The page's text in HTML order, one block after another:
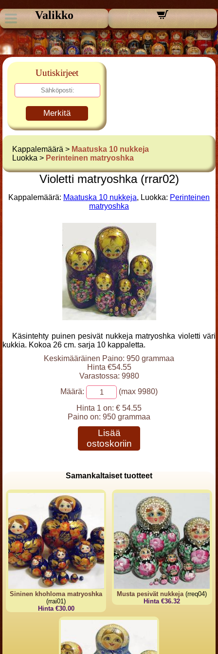
Valikko
Uutiskirjeet
Merkitä
Kappalemäärä > Maatuska 10 nukkeja
Luokka > Perinteinen matryoshka
Violetti matryoshka (rrar02)
Kappalemäärä: Maatuska 10 nukkeja, Luokka: Perinteinen
matryoshka
Käsintehty puinen pesivät nukkeja matryoshka violetti väri
kukkia. Kokoa 26 cm. sarja 10 kappaletta.
Keskimääräinen Paino: 950 grammaa
Hinta €54.55
Varastossa: 9980
Määrä:
(max 9980)
Hinta 1 on: € 54.55
Paino on: 950 grammaa
Lisää
ostoskoriin
Samankaltaiset tuotteet
Sininen khohloma matryoshka
(rrai01)
Hinta €30.00
Musta pesivät nukkeja(rreq04)
Hinta €36.32